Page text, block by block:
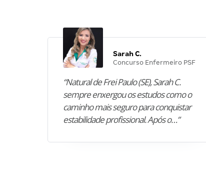
Sarah C.
Concurso Enfermeiro PSF
“Natural de Frei Paulo (SE), Sarah C.
sempre enxergou os estudos como o
caminho mais seguro para conquistar
estabilidade profissional. Após o…”